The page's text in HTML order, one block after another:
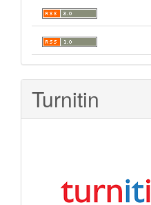
Turnitin